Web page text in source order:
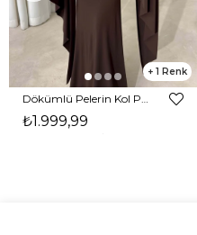
1
₺1.999,99